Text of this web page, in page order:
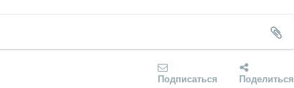
Подписаться Поделиться